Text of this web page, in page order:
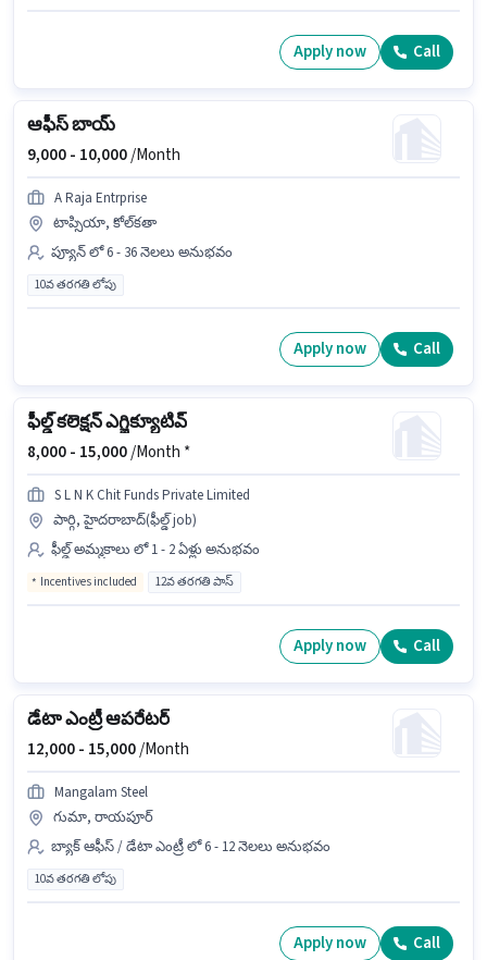
Apply now Call
ఆఫీస్ బాయ్
9,000 - 10,000/Month
A Raja Entrprise
టాప్సియా, కోల్‌కతా
ప్యూన్ లో 6 - 36 నెలలు అనుభవం
10వ తరగతి లోపు
Apply now Call
ఫీల్డ్ కలెక్షన్ ఎగ్జిక్యూటివ్
8,000 - 15,000/Month *
S L N K Chit Funds Private Limited
పార్గి, హైదరాబాద్(ఫీల్డ్ job)
ఫీల్డ్ అమ్మకాలు లో 1 - 2 ఏళ్లు అనుభవం
Incentives included 12వ తరగతి పాస్
Apply now Call
డేటా ఎంట్రీ ఆపరేటర్
12,000 - 15,000/Month
Mangalam Steel
గుమా, రాయపూర్
బ్యాక్ ఆఫీస్ / డేటా ఎంట్రీ లో 6 - 12 నెలలు అనుభవం
10వ తరగతి లోపు
Apply now Call